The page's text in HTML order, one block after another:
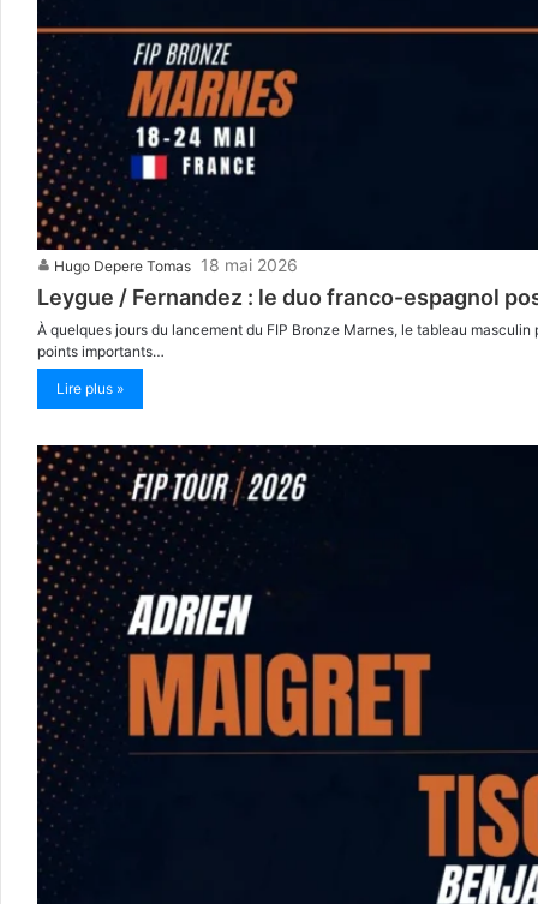
Hugo Depere Tomas 18 mai 2026
Leygue / Fernandez : le duo franco-espagnol
À quelques jours du lancement du FIP Bronze Marnes, le tableau
points importants…
Lire plus »